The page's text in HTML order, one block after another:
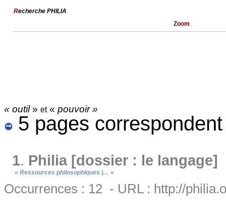
Recherche PHILIA
Zoom
« outil» et« pouvoir »
5 pages
1. Philia [dossier : le langage]
« Ressources philosophiques |… »
Occurrences : 12 - URL : http://